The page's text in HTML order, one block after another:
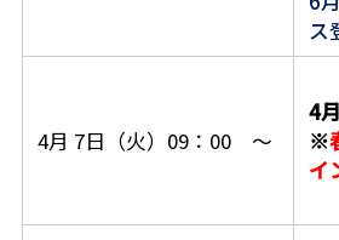
ス
4月 7日（火）09：00 ～
4
※
イ